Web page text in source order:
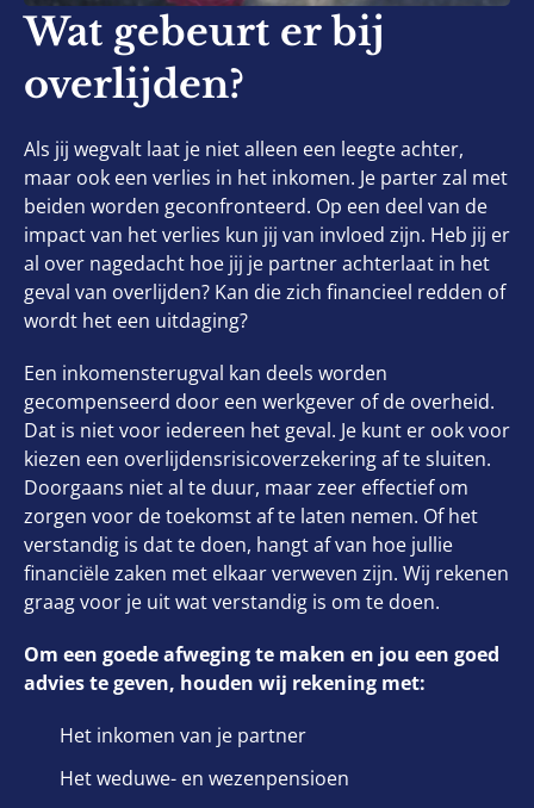
Wat gebeurt er bij
overlijden?
Als jij wegvalt laat je niet alleen een leegte achter,
maar ook een verlies in het inkomen. Je parter zal met
beiden worden geconfronteerd. Op een deel van de
impact van het verlies kun jij van invloed zijn. Heb jij er
al over nagedacht hoe jij je partner achterlaat in het
geval van overlijden? Kan die zich financieel redden of
wordt het een uitdaging?
Een inkomensterugval kan deels worden
gecompenseerd door een werkgever of de overheid.
Dat is niet voor iedereen het geval. Je kunt er ook voor
kiezen een overlijdensrisicoverzekering af te sluiten.
Doorgaans niet al te duur, maar zeer effectief om
zorgen voor de toekomst af te laten nemen. Of het
verstandig is dat te doen, hangt af van hoe jullie
financiële zaken met elkaar verweven zijn. Wij rekenen
graag voor je uit wat verstandig is om te doen.
Om een goede afweging te maken en jou een goed
advies te geven, houden wij rekening met:
Het inkomen van je partner
Het weduwe- en wezenpensioen